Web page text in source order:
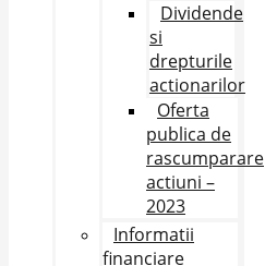
Dividende
si
drepturile
actionarilor
Oferta
publica de
rascumparare
actiuni –
2023
Informatii
financiare